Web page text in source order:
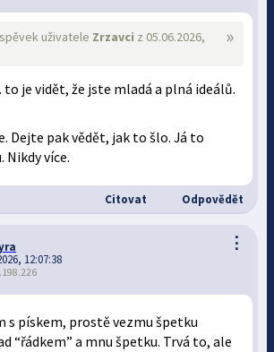
»
uživatele Zrzavci z 05.06.2026,
je vidět, že jste mladá a plná ideálů.
Dejte pak vědět, jak to šlo. Já to
Nikdy více.
Citovat Odpovědět
⋮
12:07:38
s pískem, prostě vezmu špetku
“řádkem” a mnu špetku. Trvá to, ale